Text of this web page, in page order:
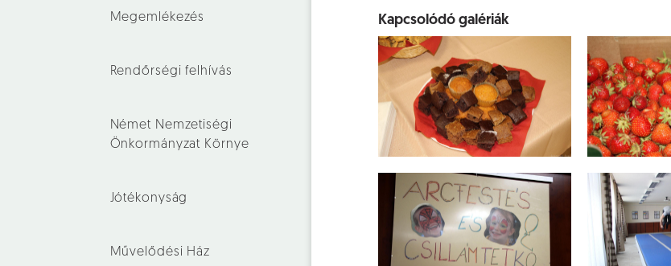
Megemlékezés
Rendőrségi felhívás
Német Nemzetiségi
Önkormányzat Környe
Jótékonyság
Művelődési Ház
Kapcsolódó galériák